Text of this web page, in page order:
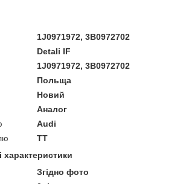
1J0971972, 3B0972702
Detali IF
1J0971972, 3B0972702
Польща
Новий
Аналог
Audi
TT
характеристики
Згідно фото